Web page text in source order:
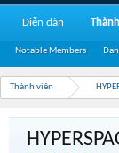
Thành viên
Diễn đàn
Notable Members